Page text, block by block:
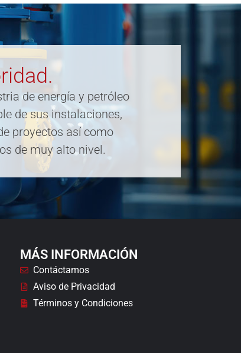
de energía y petróleo
de sus instalaciones,
proyectos así como
de muy alto nivel.
MÁS INFORMACIÓN
Contáctamos
Aviso de Privacidad
Términos y Condiciones